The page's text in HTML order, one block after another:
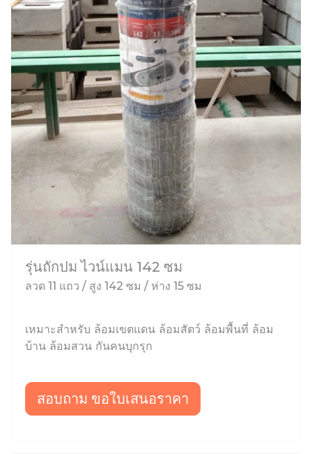
รุ่นถักปม ไวน์แมน 142 ซม
ลวด 11 แถว / สูง 142 ซม / ห่าง 15 ซม
เหมาะสำหรับ ล้อมเขตแดน ล้อมสัตว์ ล้อมพื้นที่ ล้อม
บ้าน ล้อมสวน กันคนบุกรุก
สอบถาม ขอใบเสนอราคา